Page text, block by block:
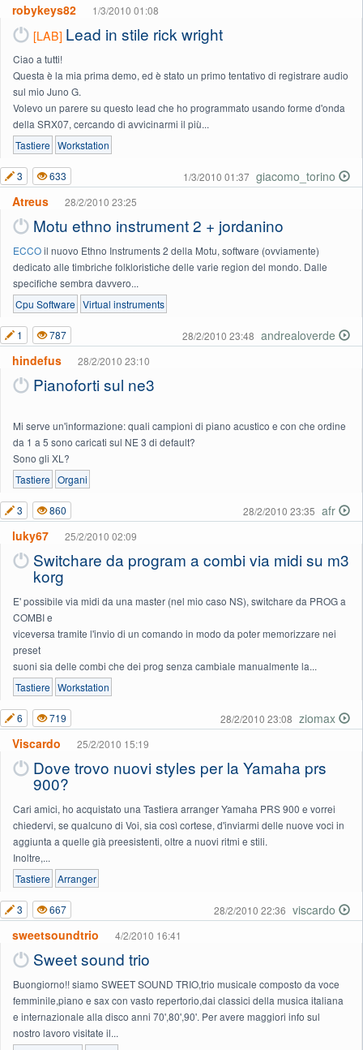
robykeys82 1/3/2010 01:08
[LAB] Lead in stile rick wright
Ciao a tutti!
Questa è la mia prima demo, ed è stato un primo tentativo di registrare audio
sul mio Juno G.
Volevo un parere su questo lead che ho programmato usando forme d'onda
della SRX07, cercando di avvicinarmi il più...
Tastiere Workstation
giacomo_torino
1/3/2010 01:37
3 633
Atreus 28/2/2010 23:25
Motu ethno instrument 2 + jordanino
ECCOil nuovo Ethno Instruments 2 della Motu, software (ovviamente)
dedicato alle timbriche folkloristiche delle varie region del mondo. Dalle
specifiche sembra davvero...
Cpu Software Virtual instruments
andrealoverde
28/2/2010 23:48
1 787
hindefus 28/2/2010 23:10
Pianoforti sul ne3
Mi serve un'informazione: quali campioni di piano acustico e con che ordine
da 1 a 5 sono caricati sul NE 3 di default?
Sono gli XL?
Tastiere Organi
afr
28/2/2010 23:35
3 860
luky67 25/2/2010 02:09
Switchare da program a combi via midi su m3
korg
E' possibile via midi da una master (nel mio caso NS), switchare da PROG a
COMBI e
viceversa tramite l'invio di un comando in modo da poter memorizzare nei
preset
suoni sia delle combi che dei prog senza cambiale manualmente la...
Tastiere Workstation
ziomax
28/2/2010 23:08
6 719
Viscardo 25/2/2010 15:19
Dove trovo nuovi styles per la Yamaha prs
900?
Cari amici, ho acquistato una Tastiera arranger Yamaha PRS 900 e vorrei
chiedervi, se qualcuno di Voi, sia così cortese, d'inviarmi delle nuove voci in
aggiunta a quelle già preesistenti, oltre a nuovi ritmi e stili.
Inoltre,...
Tastiere Arranger
viscardo
28/2/2010 22:36
3 667
sweetsoundtrio 4/2/2010 16:41
Sweet sound trio
Buongiorno!! siamo SWEET SOUND TRIO,trio musicale composto da voce
femminile,piano e sax con vasto repertorio,dai classici della musica italiana
e internazionale alla disco anni 70',80',90'. Per avere maggiori info sul
nostro lavoro visitate il...